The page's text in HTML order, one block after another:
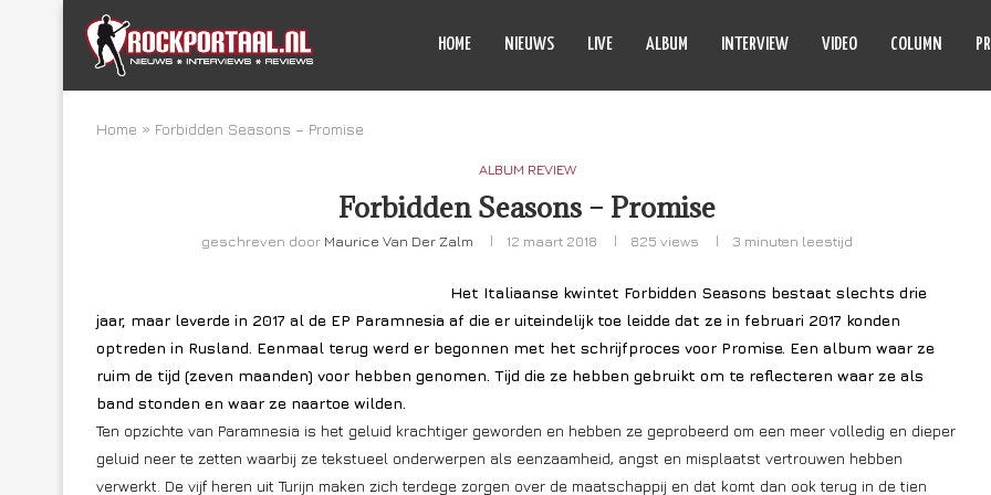
HOME NIEUWS LIVE ALBUM INTERVIEW VIDEO COLUMN
Home » Forbidden Seasons – Promise
ALBUM REVIEW
Forbidden Seasons – Promise
geschreven door Maurice Van Der Zalm 12 maart 2018 825 views 3 minuten leestijd
Het Italiaanse kwintet Forbidden Seasons bestaat slechts drie
jaar, maar leverde in 2017 al de EP Paramnesia af die er uiteindelijk toe leidde dat ze in februari 2017 konden
optreden in Rusland. Eenmaal terug werd er begonnen met het schrijfproces voor Promise. Een album waar ze
ruim de tijd (zeven maanden) voor hebben genomen. Tijd die ze hebben gebruikt om te reflecteren waar ze als
band stonden en waar ze naartoe wilden.
Ten opzichte van Paramnesia is het geluid krachtiger geworden en hebben ze geprobeerd om een meer volledig en dieper
geluid neer te zetten waarbij ze tekstueel onderwerpen als eenzaamheid, angst en misplaatst vertrouwen hebben
verwerkt. De vijf heren uit Turijn maken zich terdege zorgen over de maatschappij en dat komt dan ook terug in de tien